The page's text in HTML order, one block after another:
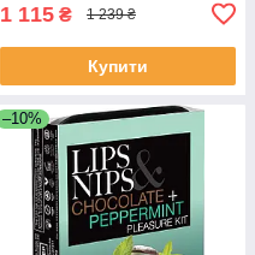
1 115 ₴ 1 239 ₴
Купити
–10%